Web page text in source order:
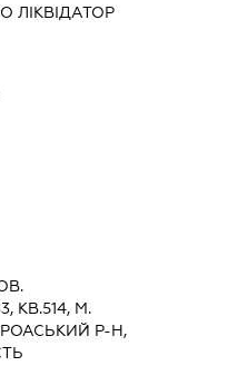
ЛІКВІДАТОР
КВ.514, М.
Р-Н,